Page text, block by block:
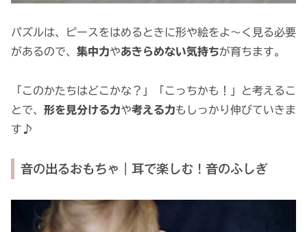
パズルは、ピースをはめるときに形や絵をよ〜く見る必要
があるので、 集中力やあきらめない気持ちが育ちます。
「このかたちはどこかな？」「こっちかも！」と考えるこ
とで、 形を見分ける力や考える力もしっかり伸びていきま
す♪
音の出るおもちゃ｜耳で楽しむ！音のふしぎ